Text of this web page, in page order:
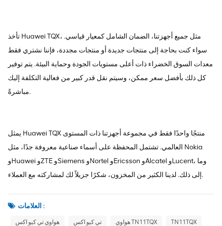
تأخذ Huawei TQX، مثل جميع أجهزتنا، الضمان الشامل كمعيار قياسي.
سواء كنت بحاجة إلى منتجات جديدة أو منتجات مجددة، فإننا نشتري فقط
معدات السوق الخضراء ذات أعلى مستويات الجودة وحماية البيئة. يتم توفير
كل ذلك بأفضل سعر ممكن، وسيتم نقل قدر كبير من فعالية التكلفة إليك
مباشرةً.
يمثل Huawei TQX منتجًا واحدًا فقط في مجموعة أجهزتنا ذات المستوى
العالمي. تشتمل المحفظة على أسماء صناعية معروفة جدًا، مثل Nokia
وHuawei وZTE وSiemens وNortel وEricsson وAlcatel وLucent، وما
إلى ذلك. لدينا الكثير من المخزون، شكرًا جزيلاً لك لمشاركته مع العملاء.
العلامات :
هواوي تي كيو اكس تي كيو اكس هواوي TN11TQX TN11TQX